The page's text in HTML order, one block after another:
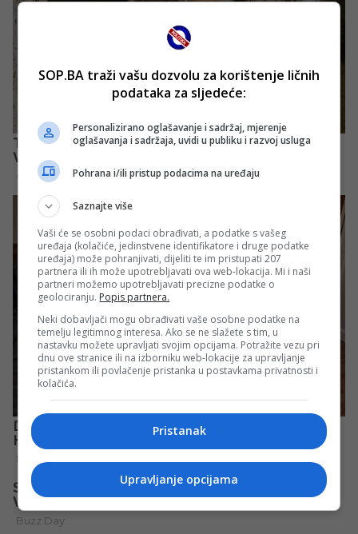
SOP.BA traži vašu dozvolu za korištenje ličnih
podataka za sljedeće:
Personalizirano oglašavanje i sadržaj, mjerenje
oglašavanja i sadržaja, uvidi u publiku i razvoj usluga
Pohrana i/ili pristup podacima na uređaju
Saznajte više
Vaši će se osobni podaci obrađivati, a podatke s vašeg
uređaja (kolačiće, jedinstvene identifikatore i druge podatke
uređaja) može pohranjivati, dijeliti te im pristupati 207
partnera ili ih može upotrebljavati ova web-lokacija. Mi i naši
partneri možemo upotrebljavati precizne podatke o
geolociranju. Popis partnera.
Neki dobavljači mogu obrađivati vaše osobne podatke na
temelju legitimnog interesa. Ako se ne slažete s tim, u
nastavku možete upravljati svojim opcijama. Potražite vezu pri
dnu ove stranice ili na izborniku web-lokacije za upravljanje
pristankom ili povlačenje pristanka u postavkama privatnosti i
kolačića.
Pristanak
Upravljanje opcijama